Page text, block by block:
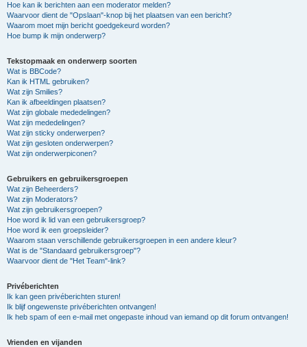
Hoe kan ik berichten aan een moderator melden?
Waarvoor dient de "Opslaan"-knop bij het plaatsen van een bericht?
Waarom moet mijn bericht goedgekeurd worden?
Hoe bump ik mijn onderwerp?
Tekstopmaak en onderwerp soorten
Wat is BBCode?
Kan ik HTML gebruiken?
Wat zijn Smilies?
Kan ik afbeeldingen plaatsen?
Wat zijn globale mededelingen?
Wat zijn mededelingen?
Wat zijn sticky onderwerpen?
Wat zijn gesloten onderwerpen?
Wat zijn onderwerpiconen?
Gebruikers en gebruikersgroepen
Wat zijn Beheerders?
Wat zijn Moderators?
Wat zijn gebruikersgroepen?
Hoe word ik lid van een gebruikersgroep?
Hoe word ik een groepsleider?
Waarom staan verschillende gebruikersgroepen in een andere kleur?
Wat is de "Standaard gebruikersgroep"?
Waarvoor dient de "Het Team"-link?
Privéberichten
Ik kan geen privéberichten sturen!
Ik blijf ongewenste privéberichten ontvangen!
Ik heb spam of een e-mail met ongepaste inhoud van iemand op dit forum ontvangen!
Vrienden en vijanden